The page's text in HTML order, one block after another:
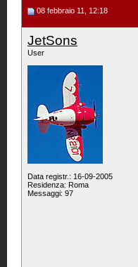
08 febbraio 11, 12:18
JetSons
User
Data registr.: 16-09-2005
Residenza: Roma
Messaggi: 97